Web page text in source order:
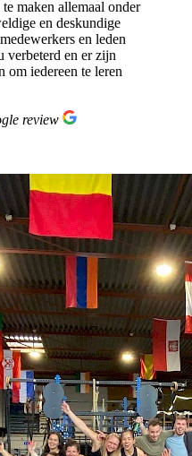
maken allemaal onder
en deskundige
en leden
en er zijn
om iedereen te leren
review